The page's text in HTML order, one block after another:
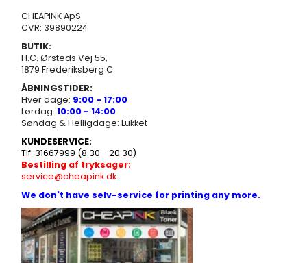
CHEAPINK ApS
CVR: 39890224
BUTIK:
H.C. Ørsteds Vej 55,
1879 Frederiksberg C
ÅBNINGSTIDER:
Hver dage: 9:00 - 17:00
Lørdag: 10:00 - 14:00
Søndag & Helligdage: Lukket
KUNDESERVICE:
Tlf: 31667999 (8:30 - 20:30)
Bestilling af tryksager:
service@cheapink.dk
We don't have selv-service for printing any more.